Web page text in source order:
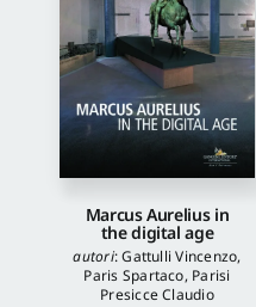
Marcus Aurelius in
the digital age
autori:Gattulli Vincenzo,
Paris Spartaco, Parisi
Presicce Claudio